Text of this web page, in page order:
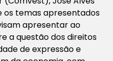
os temas apresentados
apresentar ao
a questão dos direitos
de expressão e